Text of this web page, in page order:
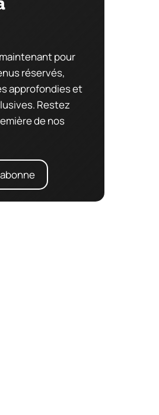
pour
réservés,
approfondies et
Restez
de nos